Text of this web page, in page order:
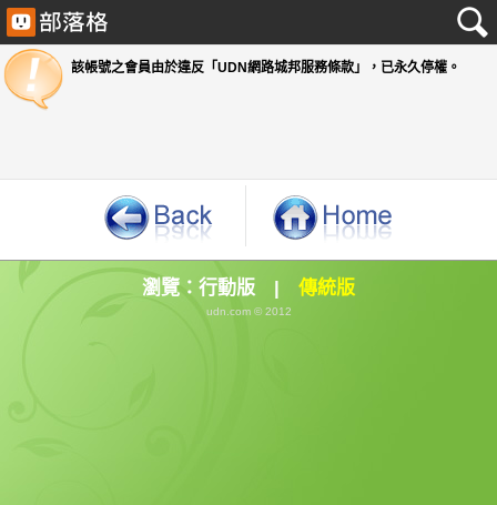
瀏覽： 行動版 | 傳統版
udn.com © 2012